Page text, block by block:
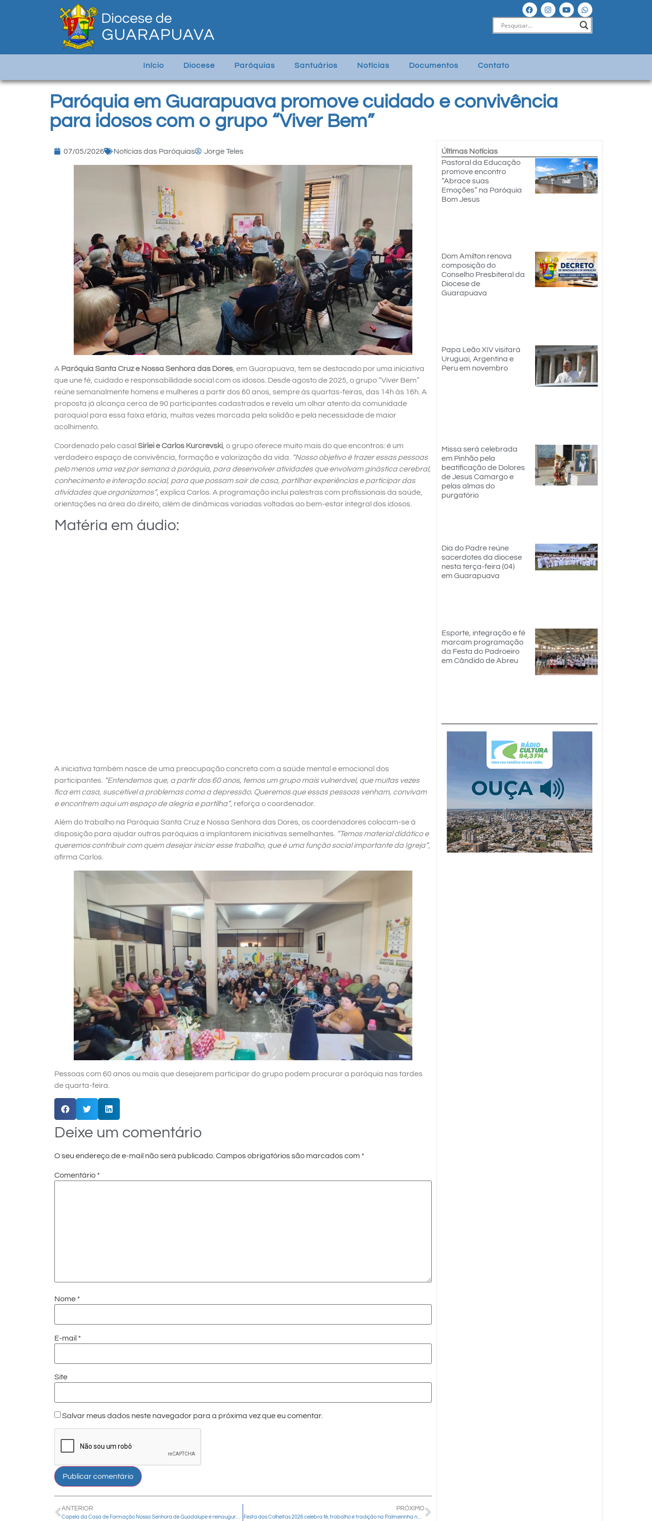
Início Diocese Paróquias Santuários Notícias Documentos Contato
Paróquia em Guarapuava promove cuidado e convivência
para idosos com o grupo “Viver Bem”
07/05/2026 Notícias das Paróquias Jorge Teles
A Paróquia Santa Cruz e Nossa Senhora das Dores, em Guarapuava, tem se destacado por uma iniciativa
que une fé, cuidado e responsabilidade social com os idosos. Desde agosto de 2025, o grupo “Viver Bem”
reúne semanalmente homens e mulheres a partir dos 60 anos, sempre às quartas-feiras, das 14h às 16h. A
proposta já alcança cerca de 90 participantes cadastrados e revela um olhar atento da comunidade
paroquial para essa faixa etária, muitas vezes marcada pela solidão e pela necessidade de maior
acolhimento.
Coordenado pelo casal Sirlei e Carlos Kurcrevski , o grupo oferece muito mais do que encontros: é um
verdadeiro espaço de convivência, formação e valorização da vida.
“Nosso objetivo é trazer essas pessoas
pelo menos uma vez por semana à paróquia, para desenvolver atividades que envolvam ginástica cerebral,
conhecimento e interação social, para que possam sair de casa, partilhar experiências e participar das
atividades que organizamos”, explica Carlos. A programação inclui palestras com profissionais da saúde,
orientações na área do direito, além de dinâmicas variadas voltadas ao bem-estar integral dos idosos.
Matéria em áudio:
A iniciativa também nasce de uma preocupação concreta com a saúde mental e emocional dos
participantes.
“Entendemos que, a partir dos 60 anos, temos um grupo mais vulnerável, que muitas vezes
fica em casa, suscetível a problemas como a depressão. Queremos que essas pessoas venham, convivam
e encontrem aqui um espaço de alegria e partilha”, reforça o coordenador.
Além do trabalho na Paróquia Santa Cruz e Nossa Senhora das Dores, os coordenadores colocam-se à
disposição para ajudar outras paróquias a implantarem iniciativas semelhantes.
“Temos material didático e
queremos contribuir com quem desejar iniciar esse trabalho, que é uma função social importante da Igreja”,
afirma Carlos.
Pessoas com 60 anos ou mais que desejarem participar do grupo podem procurar a paróquia nas tardes
de quarta-feira.
Deixe um comentário
O seu endereço de e-mail não será publicado.Campos obrigatórios são marcados com *
Comentário *
Nome *
E-mail *
Site
Salvar meus dados neste navegador para a próxima vez que eu comentar.
ANTERIOR PRÓXIMO
Últimas Notícias
Pastoral da Educação
promove encontro
“Abrace suas
Emoções” na Paróquia
Bom Jesus
Dom Amilton renova
composição do
Conselho Presbiteral da
Diocese de
Guarapuava
Papa Leão XIV visitará
Uruguai, Argentina e
Peru em novembro
Missa será celebrada
em Pinhão pela
beatificação de Dolores
de Jesus Camargo e
pelas almas do
purgatório
Dia do Padre reúne
sacerdotes da diocese
nesta terça-feira (04)
em Guarapuava
Esporte, integração e fé
marcam programação
da Festa do Padroeiro
em Cândido de Abreu